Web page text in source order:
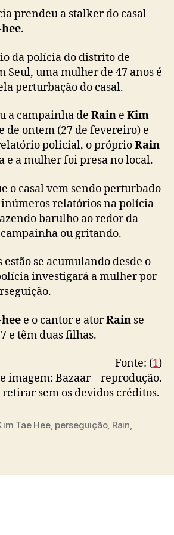
r
a
i
n
K
i
m
T
e
-
h
e
e
prendeu a stalker do casal
.
da polícia do distrito de
Seul, uma mulher de 47 anos é
perturbação do casal.
a campainha de Rain e Kim
de ontem (27 de fevereiro) e
policial, o próprioRain
e a mulher foi presa no local.
o casal vem sendo perturbado
relatórios na polícia
barulho ao redor da
campainha ou gritando.
estão se acumulando desde o
investigará a mulher por
e o cantor e atorRain se
e têm duas filhas.
Fonte: (1)
imagem: Bazaar – reprodução.
retirar sem os devidos créditos.
Tae Hee, perseguição, Rain,